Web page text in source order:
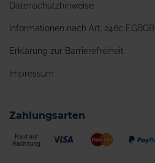
Datenschutzhinweise
Informationen nach Art. 246c EGBGB
Erklärung zur Barrierefreiheit
Impressum
Zahlungsarten